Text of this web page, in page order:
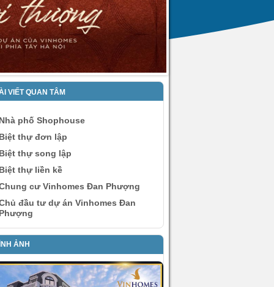
VIẾT QUAN TÂM
phố Shophouse
thự đơn lập
thự song lập
thự liền kề
cư Vinhomes Đan Phượng
đầu tư dự án Vinhomes Đan
ẢNH